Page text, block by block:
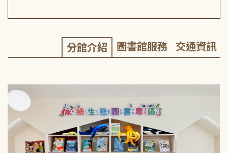
分館介紹 圖書館服務 交通資訊